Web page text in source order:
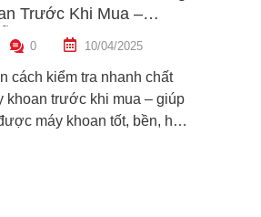
Trước Khi Mua –
Chi Tiết Cho Người
0 10/04/2025
cách kiểm tra nhanh chất
khoan trước khi mua – giúp
máy khoan tốt, bền, hoạt